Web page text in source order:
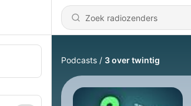
Podcasts 3 over twintig